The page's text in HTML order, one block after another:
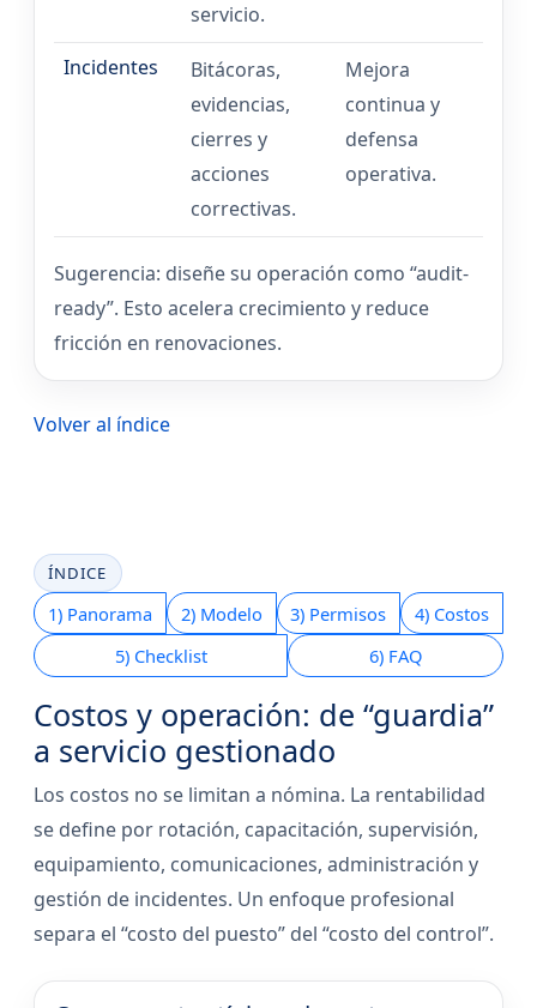
servicio.
Incidentes
Bitácoras,
evidencias,
cierres y
acciones
correctivas.
Mejora
continua y
defensa
operativa.
Sugerencia: diseñe su operación como “audit-
ready”. Esto acelera crecimiento y reduce
fricción en renovaciones.
Volver al índice
ÍNDICE
1) Panorama 2) Modelo 3) Permisos
4) Costos
5) Checklist
6) FAQ
Costos y operación: de “guardia”
a servicio gestionado
Los costos no se limitan a nómina. La rentabilidad
se define por rotación, capacitación, supervisión,
equipamiento, comunicaciones, administración y
gestión de incidentes. Un enfoque profesional
separa el “costo del puesto” del “costo del control”.